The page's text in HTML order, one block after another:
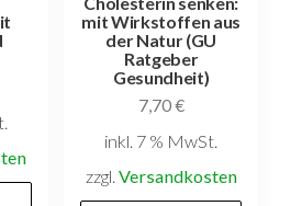
mit Wirkstoffen aus
der Natur (GU
Ratgeber
Gesundheit)
7,70€
inkl. 7 % MwSt.
zzgl. Versandkosten